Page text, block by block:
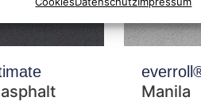
Manila